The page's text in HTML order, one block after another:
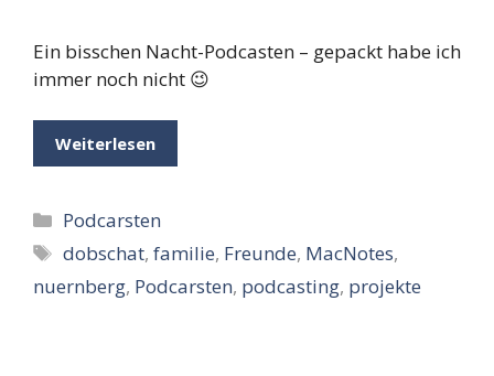
Ein bisschen Nacht-Podcasten – gepackt habe ich
immer noch nicht 😉
Weiterlesen
Kategorien
Podcarsten
Schlagwörter
dobschat,familie, Freunde, MacNotes,
nuernberg, Podcarsten, podcasting, projekte